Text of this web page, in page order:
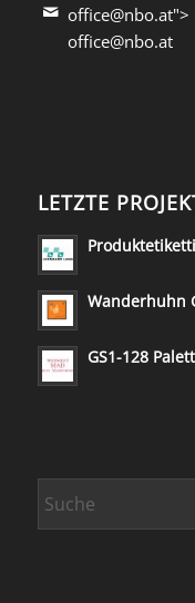
office@nbo.at">
office@nbo.at
LETZTE
Wanderhuhn
GS1-128